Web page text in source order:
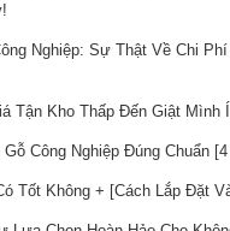
Nghiệp: Sự Thật Về Chi
Tận Kho Thấp Đến Giật Mình
Công Nghiệp Đúng Chuẩn
Tốt Không + [Cách Lắp Đặt